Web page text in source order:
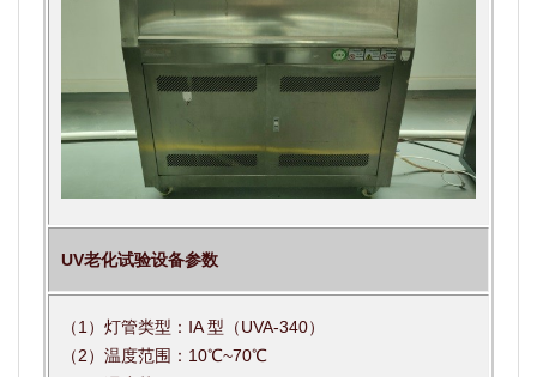
UV老化试验设备参数
（1）灯管类型：ⅠA 型（UVA-340）
（2）温度范围：10℃~70℃